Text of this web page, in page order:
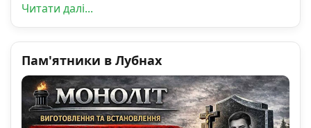
Читати далі...
Пам'ятники в Лубнах